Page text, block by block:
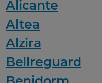
Alicante
Altea
Alzira
Bellreguard